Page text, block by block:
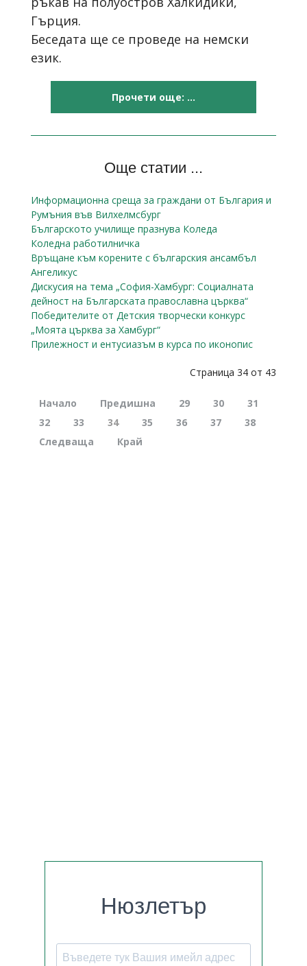
Гърция.
Беседата ще се проведе на немски
език.
Прочети още: ...
Още статии ...
Информационна среща за граждани от България и
Румъния във Вилхелмсбург
Българското училище празнува Коледа
Коледна работилничка
Връщане към корените с българския ансамбъл
Ангеликус
Дискусия на тема „София-Хамбург: Социалната
дейност на Българската православна църква“
Победителите от Детския творчески конкурс
„Моята църква за Хамбург“
Прилежност и ентусиазъм в курса по иконопис
Страница 34 от 43
Начало Предишна 29 30
31
32
33 34 35 36 37
38
Следваща
Край